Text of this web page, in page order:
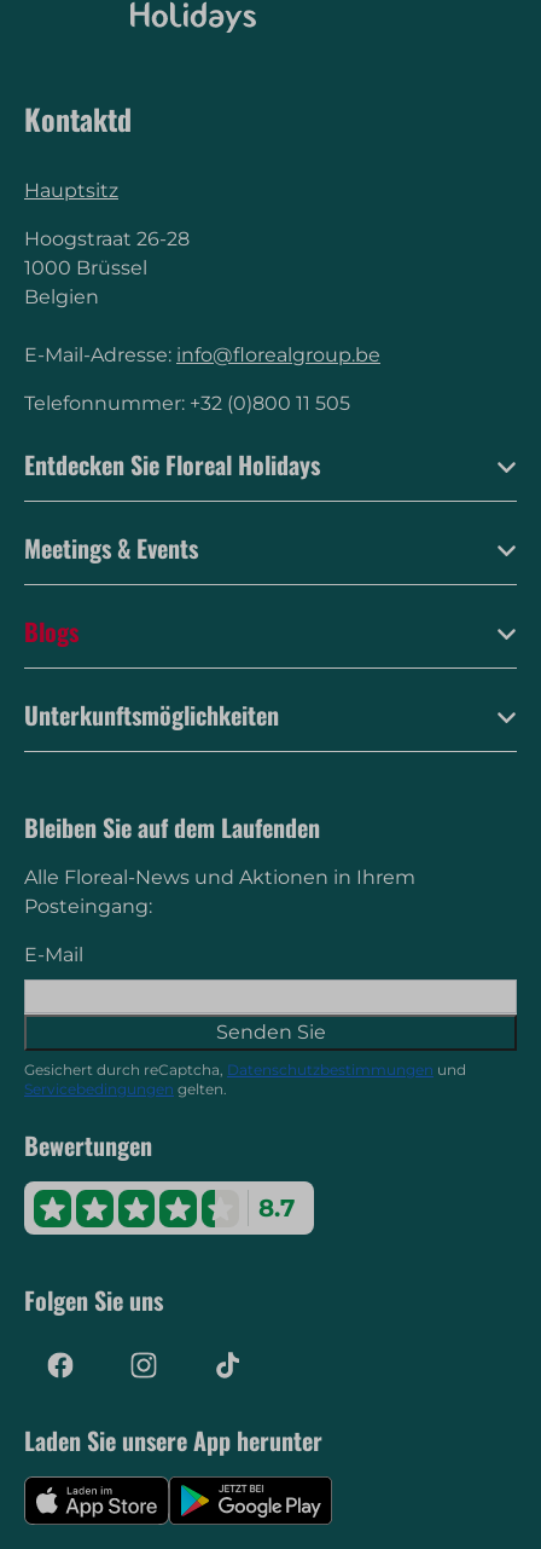
Kontaktd
Hauptsitz
Hoogstraat 26-28
1000 Brüssel
Belgien
E-Mail-Adresse: info@florealgroup.be
Telefonnummer: +32 (0)800 11 505
Entdecken Sie Floreal Holidays
Meetings & Events
Blogs
Unterkunftsmöglichkeiten
Bleiben Sie auf dem Laufenden
Alle Floreal-News und Aktionen in Ihrem
Posteingang:
E-Mail
Senden Sie
Gesichert durch reCaptcha, Datenschutzbestimmungen und
Servicebedingungen gelten.
Bewertungen
8.7
Folgen Sie uns
Laden Sie unsere App herunter